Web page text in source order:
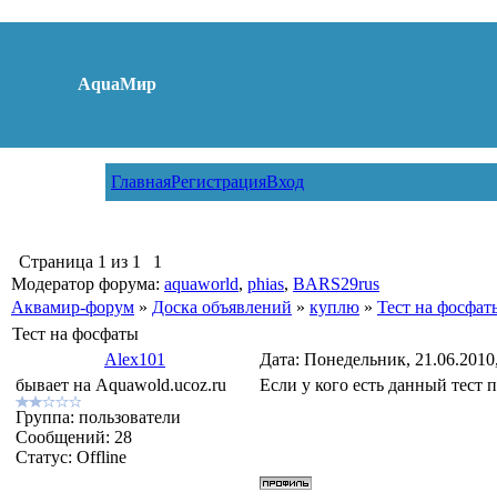
AquaМир
ГлавнаяРегистрацияВход
Страница 1 из 1
1
Модератор форума: aquaworld, phias, BARS29rus
Аквамир-форум » Доска объявлений » куплю » Тест на
Тест на фосфаты
Alex101
Дата: Понедельник,
бывает на Aquawold.ucoz.ru
Группа: пользователи
Сообщений: 28
Статус: Offline
Если у кого есть данный тест